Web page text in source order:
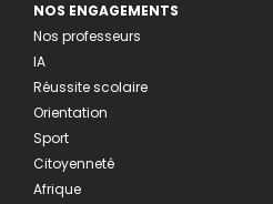
NOS ENGAGEMENTS
Nos professeurs
IA
Réussite scolaire
Orientation
Sport
Citoyenneté
Afrique